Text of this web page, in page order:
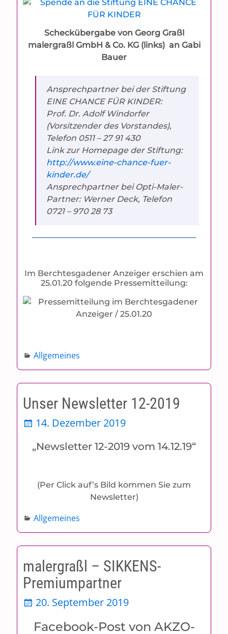
Scheckübergabe von Georg Graßl
malergraßl GmbH & Co. KG (links) an Gabi
Bauer
Ansprechpartner bei der Stiftung
EINE CHANCE FÜR KINDER:
Prof. Dr. Adolf Windorfer
(Vorsitzender des Vorstandes),
Telefon 0511 – 27 91 430
Link zur Homepage der Stiftung:
http://www.eine-chance-fuer-
kinder.de/
Ansprechpartner bei Opti-Maler-
Partner: Werner Deck, Telefon
0721 – 970 28 73
Im Berchtesgadener Anzeiger erschien am
25.01.20 folgende Pressemitteilung:
Allgemeines
Unser Newsletter 12-2019
14. Dezember 2019
„Newsletter 12-2019 vom 14.12.19“
(Per Click auf’s Bild kommen Sie zum
Newsletter)
Allgemeines
malergraßl – SIKKENS-
Premiumpartner
20. September 2019
Facebook-Post von AKZO-